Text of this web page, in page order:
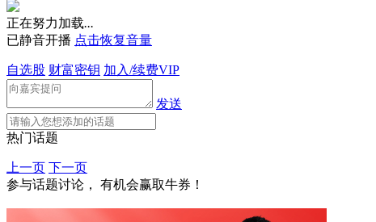
正在努力加载...
已静音开播 点击恢复音量
自选股 财富密钥 加入/续费VIP
发送
热门话题
上一页 下一页
参与话题讨论， 有机会赢取牛券！